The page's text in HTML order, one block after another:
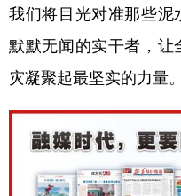
我们将目光对准那些
默默无闻的实干者，
灾凝聚起最坚实的力量。